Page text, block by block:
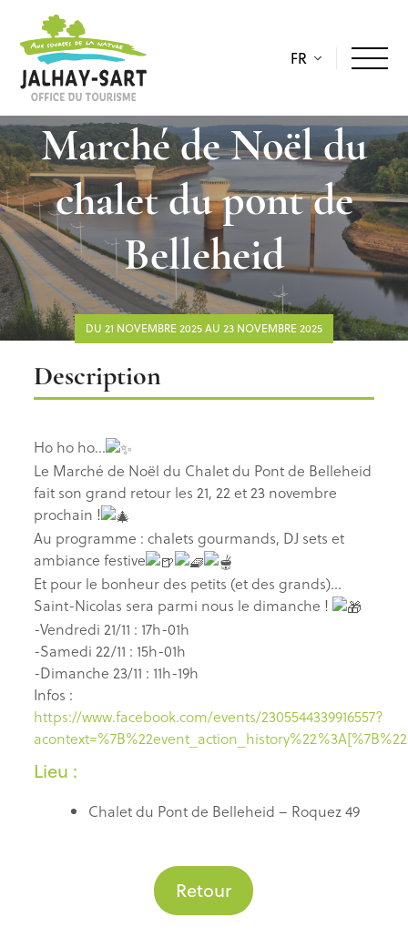
FR
Marché de Noël du
chalet du pont de
Belleheid
DU 21 NOVEMBRE 2025 AU 23 NOVEMBRE 2025
Description
Description
Ho ho ho…
Le Marché de Noël du Chalet du Pont de Belleheid
fait son grand retour les 21, 22 et 23 novembre
prochain !
Au programme : chalets gourmands, DJ sets et
ambiance festive
Et pour le bonheur des petits (et des grands)…
Saint-Nicolas sera parmi nous le dimanche !
-Vendredi 21/11 : 17h-01h
-Samedi 22/11 : 15h-01h
-Dimanche 23/11 : 11h-19h
Infos :
https://www.facebook.com/events/2305544339916557?
Lieu :
Chalet du Pont de Belleheid – Roquez 49
Retour